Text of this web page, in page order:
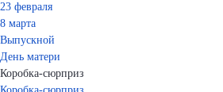
23 февраля
8 марта
Выпускной
День матери
Коробка-сюрприз